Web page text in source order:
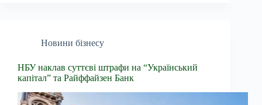
Новини бізнесу
НБУ наклав суттєві штрафи на “Український
капітал” та Райффайзен Банк